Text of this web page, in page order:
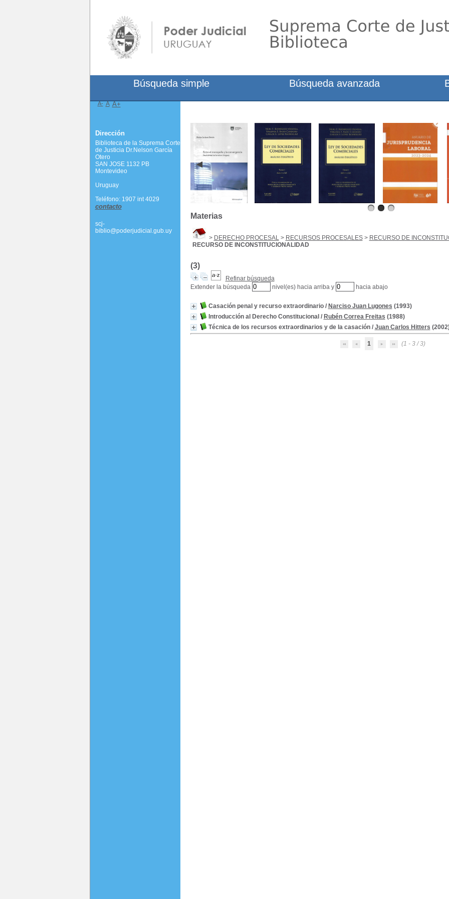
Materias
> DERECHO PROCESAL> RECURSOS PROCESALES> RECURSO DE
RECURSO DE INCONSTITUCIONALIDAD
(3)
Refinar búsqueda
Extender la búsqueda
nivel(es) hacia arriba y hacia abajo
Casación penal y recurso extraordinario/ Narciso Juan Lugones (1993)
Introducción al Derecho Constitucional / Rubén Correa Freitas (1988)
Técnica de los recursos extraordinarios y de la casación/ Juan Carlos Hitters
1 (1 - 3 / 3)
Búsqueda simple Búsqueda avanzada
A- A A+
Dirección
Biblioteca de la Suprema Corte
de Justicia Dr.Nelson García
Otero
SAN JOSE 1132 PB
Montevideo
Uruguay
Teléfono: 1907 int 4029
contacto
scj-
biblio@poderjudicial.gub.uy